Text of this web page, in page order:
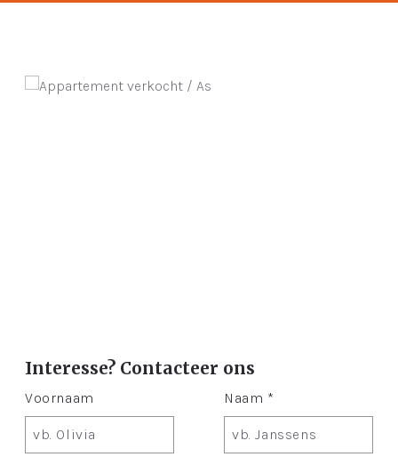
Interesse? Contacteer ons
Voornaam Naam *